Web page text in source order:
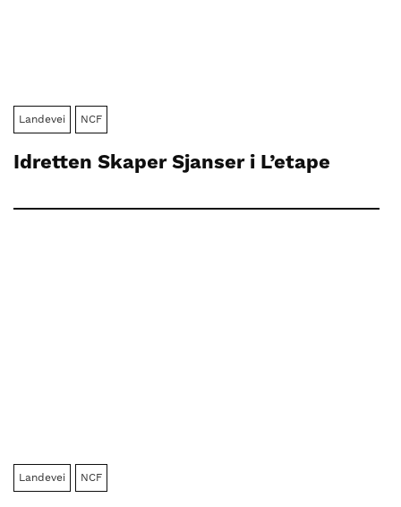
Landevei NCF
Idretten Skaper Sjanser i L’etape
Landevei NCF